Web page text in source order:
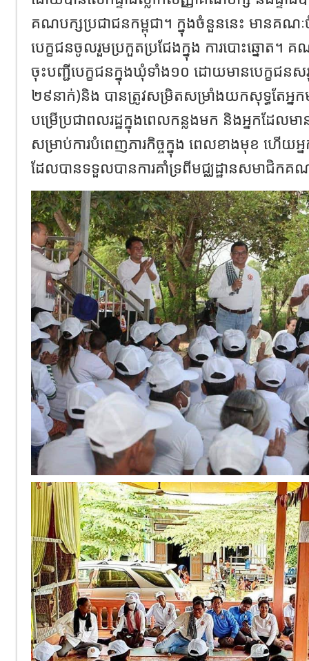
គណបក្សប្រជាជនកម្ពុជា។ ក្នុងចំនួននេះ មានគណ
បេក្ខជនចូលរួមប្រកួតប្រជែងក្នុង ការបោះឆ្នោត។
ចុះបញ្ជីបេក្ខជនក្នុងឃុំទាំង១០ ដោយមានបេក្ខជន
២៩នាក់)និង បានត្រូវសម្រិតសម្រាំងយកសុទ្ធតែអ្នក
បម្រើប្រជាពលរដ្ឋក្នុងពេលកន្លងមក និងអ្នកដែល
សម្រាប់ការបំពេញភារកិច្ចក្នុង ពេលខាងមុខ ហើយអ្
ដែលបានទទួលបានការគាំទ្រពីមជ្ឈដ្ឋានសមាជិក